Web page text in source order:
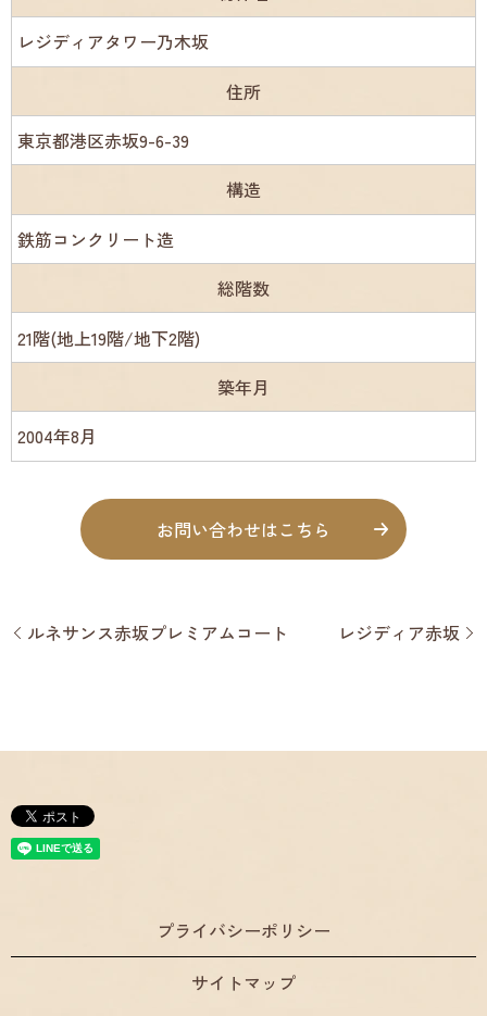
レジディアタワー乃木坂
住所
東京都港区赤坂9-6-39
構造
鉄筋コンクリート造
総階数
21階(地上19階/地下2階)
築年月
2004年8月
お問い合わせはこちら
ルネサンス赤坂プレミアムコート レジディア赤坂
プライバシーポリシー
サイトマップ